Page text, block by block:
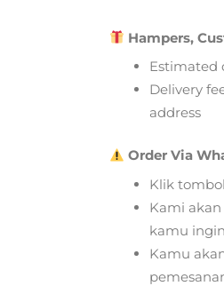
Hampers,
Estimated
Delivery
address
Order Via
Klik
Kami
kamu
Kamu